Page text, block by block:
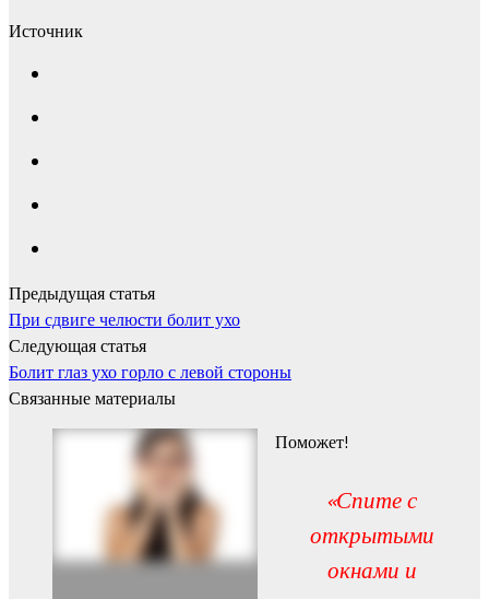
Источник
Предыдущая статья
При сдвиге челюсти болит ухо
Следующая статья
Болит глаз ухо горло с левой стороны
Связанные материалы
Поможет!
«Спите с
открытыми
окнами и